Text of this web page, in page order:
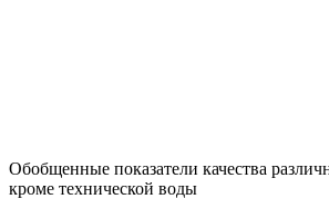
Обобщенные показатели качества
кроме технической воды